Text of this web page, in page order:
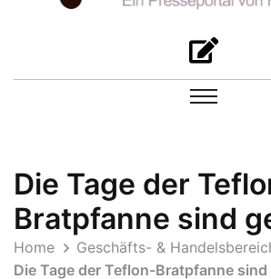
Die Tage der
Bratpfanne sind
Home
Geschäfts- &
Die Tage der Teflon-Bratpfanne